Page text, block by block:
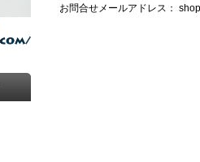
お問合せメールアドレス：